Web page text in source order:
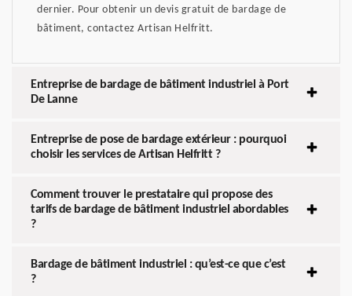
dernier. Pour obtenir un devis gratuit de bardage de
bâtiment, contactez Artisan Helfritt.
Entreprise de bardage de bâtiment industriel à Port
De Lanne
Entreprise de pose de bardage extérieur : pourquoi
choisir les services de Artisan Helfritt ?
Comment trouver le prestataire qui propose des
tarifs de bardage de bâtiment industriel abordables
?
Bardage de bâtiment industriel : qu’est-ce que c’est
?